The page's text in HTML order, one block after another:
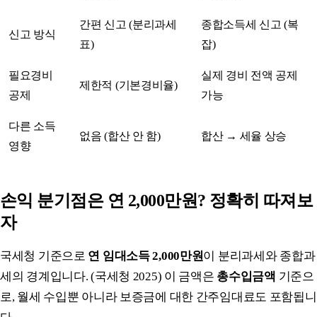
신고 방식
간편 신고 (분리과세
표)
종합소득세 신고 (복
잡)
필요경비
공제
제한적 (기본경비율)
실제 경비 전액 공제
가능
다른 소득
영향
없음 (합산 안 함) 합산 → 세율 상승
손익 분기점은 연 2,000만원? 정확히 따져보
자
국세청 기준으로 연 임대소득 2,000만원이 분리과세와 종합과
세의 경계입니다. (국세청 2025) 이 금액은 총수입금액 기준으
로, 월세 수입뿐 아니라 보증금에 대한 간주임대료도 포함됩니